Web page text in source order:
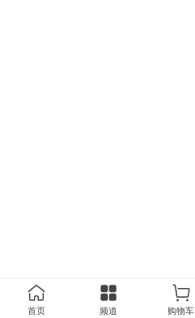
首页 频道 购物车